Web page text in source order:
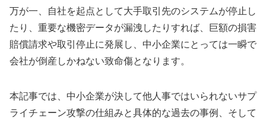
万が一、自社を起点として大手取引先のシステムが停止し
たり、重要な機密データが漏洩したりすれば、巨額の損害
賠償請求や取引停止に発展し、中小企業にとっては一瞬で
会社が倒産しかねない致命傷となります。
本記事では、中小企業が決して他人事ではいられないサプ
ライチェーン攻撃の仕組みと具体的な過去の事例、そして